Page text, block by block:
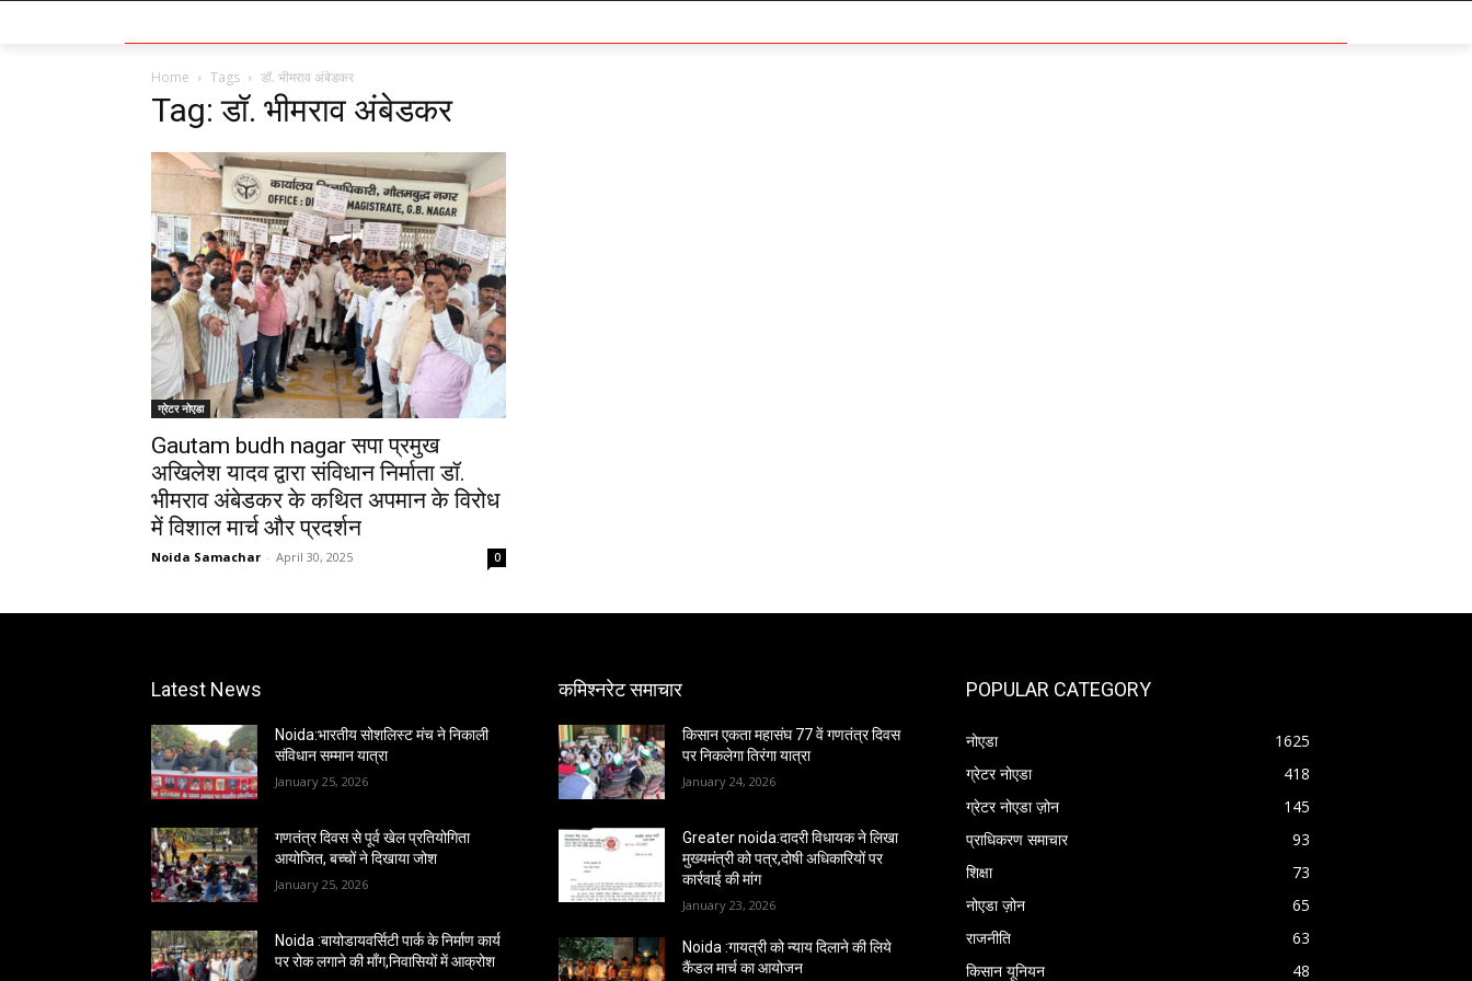
Home Tags डॉ. भीमराव अंबेडकर
Tag: डॉ. भीमराव अंबेडकर
ग्रेटर नोएडा
Gautam budh nagar सपा प्रमुख
अखिलेश यादव द्वारा संविधान निर्माता डॉ.
भीमराव अंबेडकर के कथित अपमान के विरोध
में विशाल मार्च और प्रदर्शन
Noida Samachar - April 30, 2025 0
Latest News
Noida:भारतीय सोशलिस्ट मंच ने निकाली
संविधान सम्मान यात्रा
January 25, 2026
गणतंत्र दिवस से पूर्व खेल प्रतियोगिता
आयोजित, बच्चों ने दिखाया जोश
January 25, 2026
Noida :बायोडायवर्सिटी पार्क के निर्माण कार्य
पर रोक लगाने की माँग,निवासियों में आक्रोश
कमिश्नरेट समाचार
किसान एकता महासंघ 77 वें गणतंत्र दिवस
पर निकलेगा तिरंगा यात्रा
January 24, 2026
Greater noida:दादरी विधायक ने लिखा
मुख्यमंत्री को पत्र,दोषी अधिकारियों पर
कार्रवाई की मांग
January 23, 2026
Noida :गायत्री को न्याय दिलाने की लिये
कैंडल मार्च का आयोजन
POPULAR CATEGORY
नोएडा
1625
ग्रेटर नोएडा
418
ग्रेटर नोएडा ज़ोन
145
प्राधिकरण समाचार
93
शिक्षा
73
नोएडा ज़ोन
65
राजनीति
63
किसान यूनियन
48